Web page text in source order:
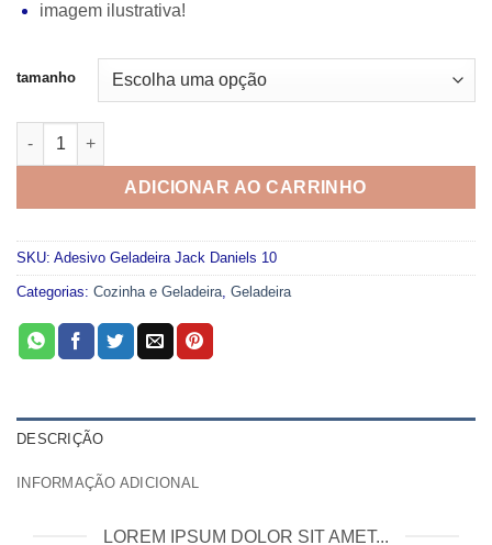
imagem ilustrativa!
tamanho
Adesivo Geladeira Jack Daniels 10 quantidade
ADICIONAR AO CARRINHO
SKU: Adesivo Geladeira Jack Daniels 10
Categorias: Cozinha e Geladeira Geladeira
DESCRIÇÃO
INFORMAÇÃO ADICIONAL
LOREM IPSUM DOLOR SIT AMET...